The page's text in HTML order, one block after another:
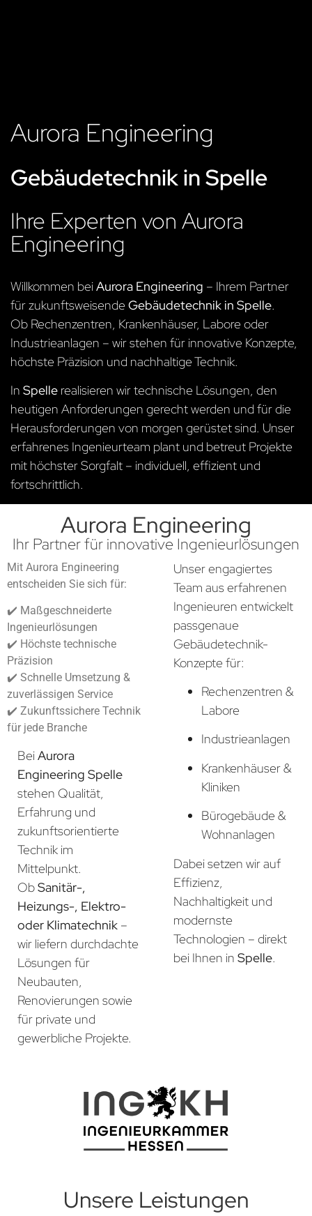
Aurora Engineering
Gebäudetechnik in Spelle
Ihre Experten von Aurora
Engineering
Willkommen beiAurora Engineering – Ihrem Partner
für zukunftsweisendeGebäudetechnik in Spelle.
Ob Rechenzentren, Krankenhäuser, Labore oder
Industrieanlagen – wir stehen für innovative Konzepte,
höchste Präzision und nachhaltige Technik.
In Spelle realisieren wir technische Lösungen, den
heutigen Anforderungen gerecht werden und für die
Herausforderungen von morgen gerüstet sind. Unser
erfahrenes Ingenieurteam plant und betreut Projekte
mit höchster Sorgfalt – individuell, effizient und
fortschrittlich.
Aurora Engineering
Ihr Partner für innovative Ingenieurlösungen
Mit Aurora Engineering
entscheiden Sie sich für:
✔️ Maßgeschneiderte
Ingenieurlösungen
✔️ Höchste technische
Präzision
✔️ Schnelle Umsetzung &
zuverlässigen Service
✔️ Zukunftssichere Technik
für jede Branche
BeiAurora
Engineering Spelle
stehen Qualität,
Erfahrung und
zukunftsorientierte
Technik im
Mittelpunkt.
ObSanitär-,
Heizungs-, Elektro-
oder Klimatechnik –
wir liefern durchdachte
Lösungen für
Neubauten,
Renovierungen sowie
für private und
gewerbliche Projekte.
Unser engagiertes
Team aus erfahrenen
Ingenieuren entwickelt
passgenaue
Gebäudetechnik-
Konzepte für:
Rechenzentren &
Labore
Industrieanlagen
Krankenhäuser &
Kliniken
Bürogebäude &
Wohnanlagen
Dabei setzen wir auf
Effizienz,
Nachhaltigkeit und
modernste
Technologien – direkt
bei Ihnen in Spelle.
Unsere Leistungen